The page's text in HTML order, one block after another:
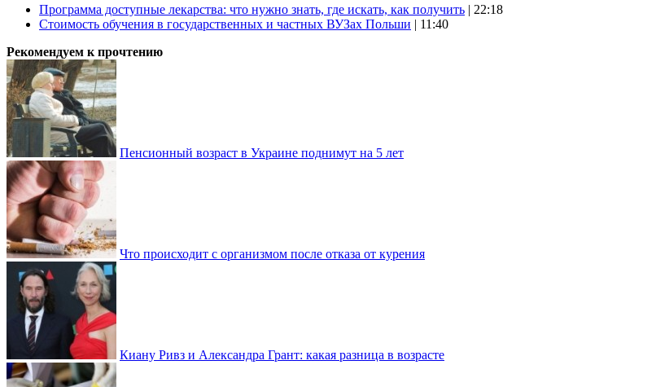
Программа доступные лекарства: что нужно знать, где искать, как получить | 22:18
Стоимость обучения в государственных и частных ВУЗах Польши | 11:40
Рекомендуем к прочтению
Пенсионный возраст в Украине поднимут на 5 лет
Что происходит с организмом после отказа от курения
Киану Ривз и Александра Грант: какая разница в возрасте